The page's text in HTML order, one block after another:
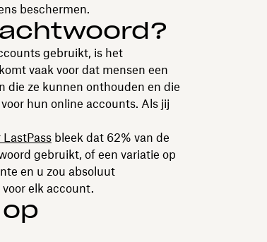
beschermen.
gebruikt, is het
vaak voor dat mensen een
die ze kunnen onthouden en die
hun online accounts. Als jij
bleek dat 62% van de
gebruikt, of een variatie op
en u zou absoluut
elk account.